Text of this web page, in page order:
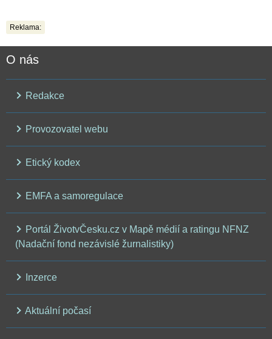
Reklama:
O nás
Redakce
Provozovatel webu
Etický kodex
EMFA a samoregulace
Portál ŽivotvČesku.cz v Mapě médií a ratingu NFNZ
(Nadační fond nezávislé žurnalistiky)
Inzerce
Aktuální počasí